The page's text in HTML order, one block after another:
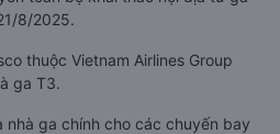
8/2025.
thuộc Vietnam Airlines Group
ga T3.
nhà ga chính cho các chuyến bay